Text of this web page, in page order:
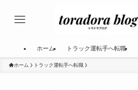
ホーム トラック運転手へ転職
ホーム トラック運転手へ転職